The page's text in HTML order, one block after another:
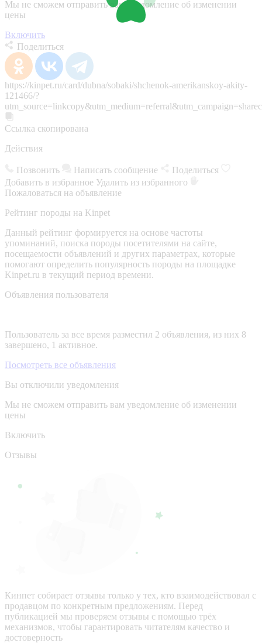
Мы не сможем отправить вам уведомление об изменении
цены
Включить
Поделиться
https://kinpet.ru/card/dubna/sobaki/shchenok-amerikanskoy-akity-
121466/?
Ссылка скопирована
Действия
Позвонить Написать сообщение
Поделиться
Добавить в избранное Удалить из избранного
Пожаловаться на объявление
Рейтинг породы на Kinpet
Данный рейтинг формируется на основе частоты
упоминаний, поиска породы посетителями на сайте,
посещаемости объявлений и других параметрах, которые
помогают определить популярность породы на площадке
Kinpet.ru в текущий период времени.
Объявления пользователя
Пользователь за все время разместил 2 объявления, из них 8
завершено, 1 активное.
Посмотреть все объявления
Вы отключили уведомления
Мы не сможем отправить вам уведомление об изменении
цены
Включить
Отзывы
Кинпет собирает отзывы только у тех, кто взаимодействовал с
продавцом по конкретным предложениям. Перед
публикацией мы проверяем отзывы с помощью трёх
механизмов, чтобы гарантировать читателям качество и
достоверность